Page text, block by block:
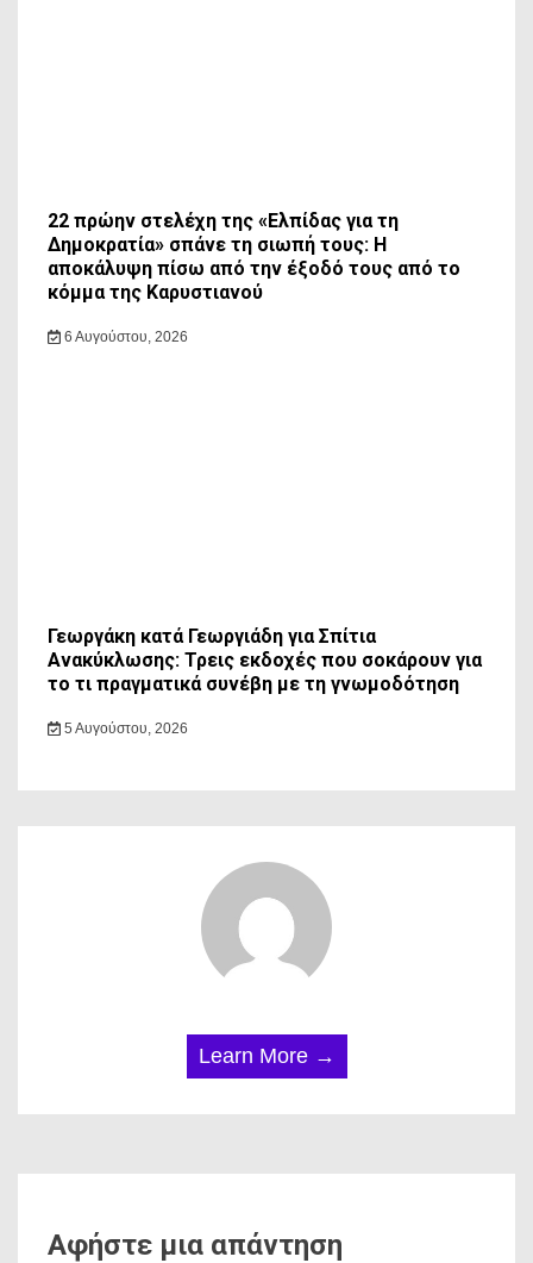
22 πρώην στελέχη της «Ελπίδας για τη
Δημοκρατία» σπάνε τη σιωπή τους: Η
αποκάλυψη πίσω από την έξοδό τους από το
κόμμα της Καρυστιανού
6 Αυγούστου, 2026
Γεωργάκη κατά Γεωργιάδη για Σπίτια
Ανακύκλωσης: Τρεις εκδοχές που σοκάρουν για
το τι πραγματικά συνέβη με τη γνωμοδότηση
5 Αυγούστου, 2026
Learn More →
Αφήστε μια απάντηση